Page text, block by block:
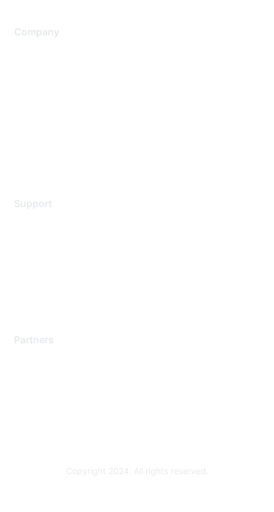
Company
Support
Partners
Copyright 2024. All rights reserved.